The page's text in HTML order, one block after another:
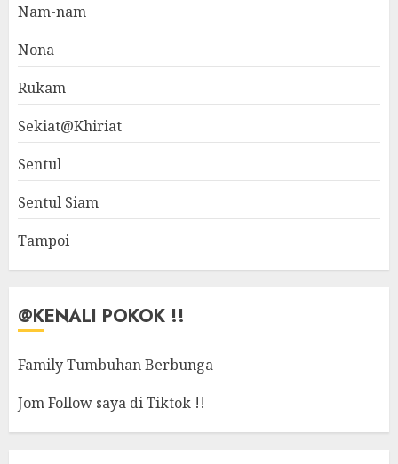
Nam-nam
Nona
Rukam
Sekiat@Khiriat
Sentul
Sentul Siam
Tampoi
@KENALI POKOK !!
Family Tumbuhan Berbunga
Jom Follow saya di Tiktok !!